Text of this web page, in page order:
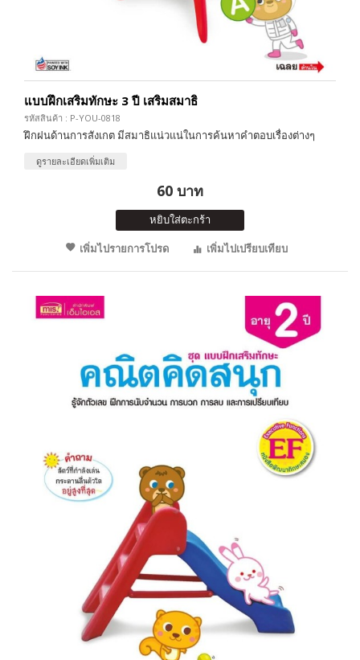
แบบฝึกเสริมทักษะ 3 ปี เสริมสมาธิ
รหัสสินค้า : P-YOU-0818
ฝึกฝนด้านการสังเกต มีสมาธิแน่วแน่ในการค้นหาคำตอบเรื่องต่างๆ
ดูรายละเอียดเพิ่มเติม
60 บาท
หยิบใส่ตะกร้า
เพิ่มไปรายการโปรด
เพิ่มไปเปรียบเทียบ